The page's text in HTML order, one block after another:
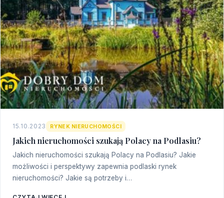
15.10.2023 RYNEK NIERUCHOMOŚCI
Jakich nieruchomości szukają Polacy na Podlasiu?
Jakich nieruchomości szukają Polacy na Podlasiu? Jakie
możliwości i perspektywy zapewnia podlaski rynek
nieruchomości? Jakie są potrzeby i…